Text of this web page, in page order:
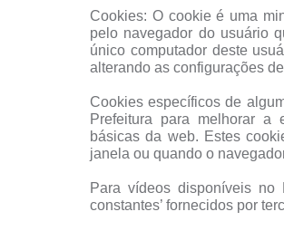
Cookies: O cookie é uma
pelo navegador do usuário
único computador deste
alterando as configurações
Cookies específicos de
Prefeitura para melhorar a
básicas da web. Estes
janela ou quando o
Para vídeos disponíveis no
constantes’ fornecidos por